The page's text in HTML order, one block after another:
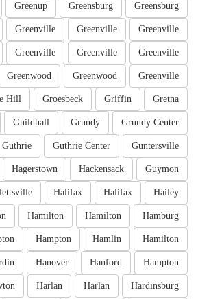
Greensburg
Greensburg
Greenup
Greenville
Greenville
Greenville
Greenville
Greenville
Greenville
Greenville
Greenwood
Greenwood
Gretna
Griffin
Groesbeck
Hill
Grundy Center
Grundy
Guildhall
Guntersville
Guthrie Center
Guthrie
Guymon
Hackensack
Hagerstown
Hailey
Halifax
Halifax
Hamburg
Hamilton
Hamilton
Hamilton
Hamlin
Hampton
Hampton
Hanford
Hanover
Hardinsburg
Harlan
Harlan